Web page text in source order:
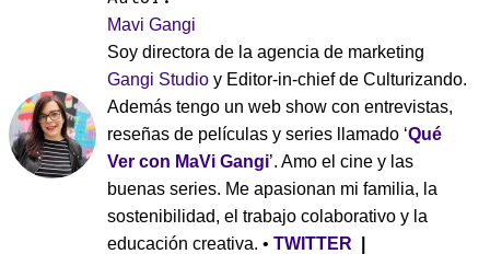
Mavi Gangi
Soy directora de la agencia de marketing
Gangi Studio y Editor-in-chief de Culturizando.
Además tengo un web show con entrevistas,
reseñas de películas y series llamado ‘Qué
Ver con MaVi Gangi’. Amo el cine y las
buenas series. Me apasionan mi familia, la
sostenibilidad, el trabajo colaborativo y la
educación creativa. • TWITTER